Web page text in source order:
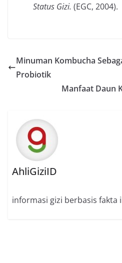
Status Gizi. (EGC, 2004).
Minuman Kombucha
Probiotik
Manfaat Daun
AhliGiziID
informasi gizi berbasis fakta